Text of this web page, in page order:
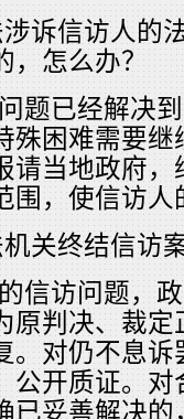
涉诉信访人的
，怎么办？
题已经解决
殊困难需要
请当地政府
围，使信访
机关终结信访
信访问题，
原判决、裁
。对仍不息
公开质证。
已妥善解决